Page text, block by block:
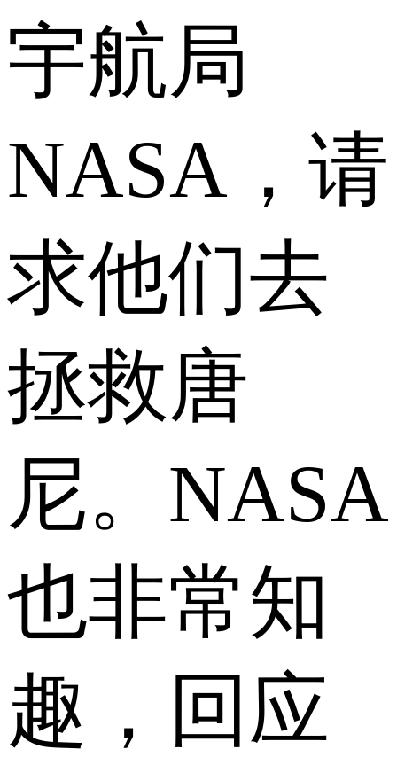
宇航局
NASA，请
求他们去
拯救唐
尼。NASA
也非常知
趣，回应